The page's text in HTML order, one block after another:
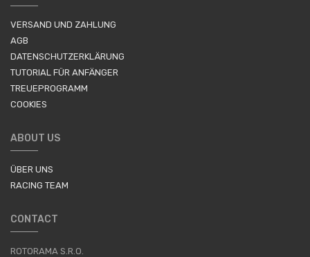
VERSAND UND ZAHLUNG
AGB
DATENSCHUTZERKLÄRUNG
TUTORIAL FÜR ANFÄNGER
TREUEPROGRAMM
COOKIES
ABOUT US
ÜBER UNS
RACING TEAM
CONTACT
ROTORAMA S.R.O.